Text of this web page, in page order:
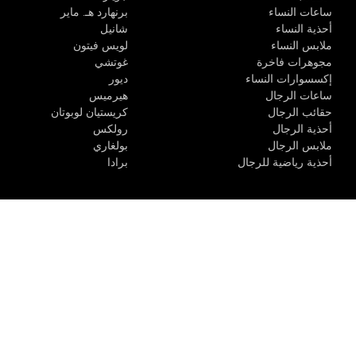
ساعات النساء
أحذية النساء
ملابس النساء
مجوهرات فاخرة
إكسسوارات النساء
ساعات الرجال
حقائب الرجال
أحذية الرجال
ملابس الرجال
أحذية رياضية للرجال
برنهارد هـ. ماير
شانيل
لويس فيتون
غوتشي
ديور
هيرميس
كريستيان لوبوتان
رولكس
بولغاري
برادا